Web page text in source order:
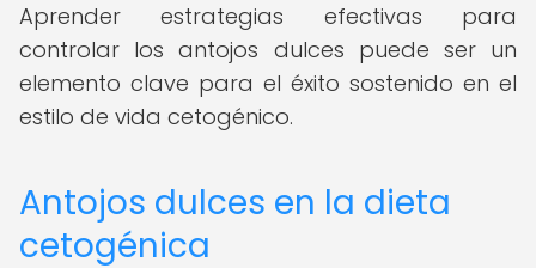
Aprender estrategias efectivas para
controlar los antojos dulces puede ser un
elemento clave para el éxito sostenido en el
estilo de vida cetogénico.
Antojos dulces en la dieta
cetogénica